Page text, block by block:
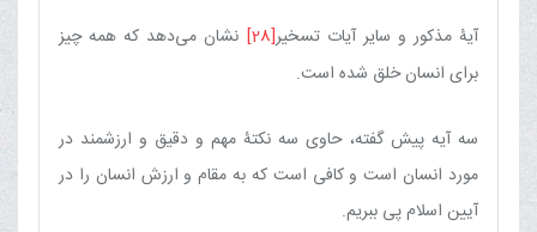
آیۀ مذكور و سایر آیات تسخیر[28] نشان می‌دهد كه همه چیز
برای انسان خلق شده است.
سه آیه پیش گفته، حاوی سه نكتۀ مهم و دقیق و ارزشمند در
مورد انسان است و كافی است كه به مقام و ارزش انسان را در
آیین اسلام پی ببریم.